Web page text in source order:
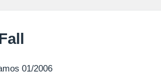
01/2006